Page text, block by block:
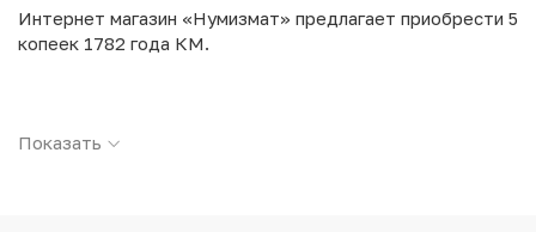
Интернет магазин «Нумизмат» предлагает приобрести 5
копеек 1782 года КМ.
Страна: Российская Империя
Показать